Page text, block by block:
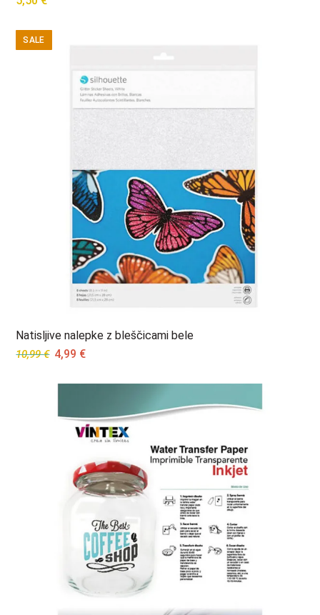
SALE
Natisljive nalepke z bleščicami bele
10,99€ Original
was:
4,99 €Current
is: